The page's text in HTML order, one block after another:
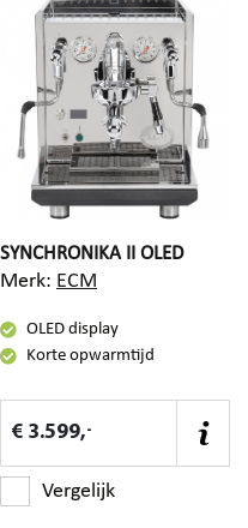
SYNCHRONIKA II OLED
Merk: ECM
OLED display
Korte opwarmtijd
€ 3.599,-
Vergelijk